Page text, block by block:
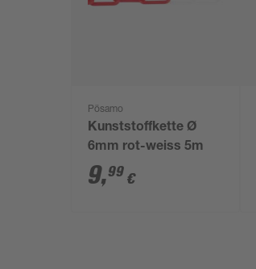
Pösamo
Kunststoffkette Ø
6mm rot-weiss 5m
9,99 €